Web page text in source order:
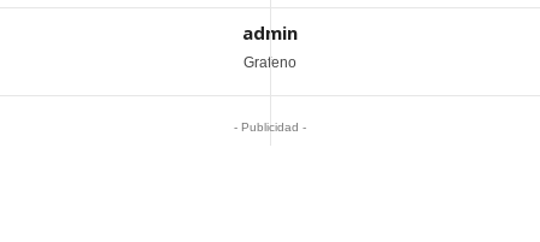
admin
Grafeno
- Publicidad -